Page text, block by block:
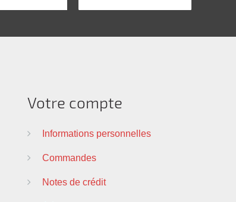
Votre compte
Informations personnelles
Commandes
Notes de crédit